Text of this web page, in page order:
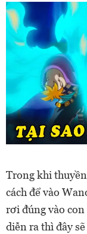
Trong khi
cách để vào
rơi đúng vào
diễn ra thì đây